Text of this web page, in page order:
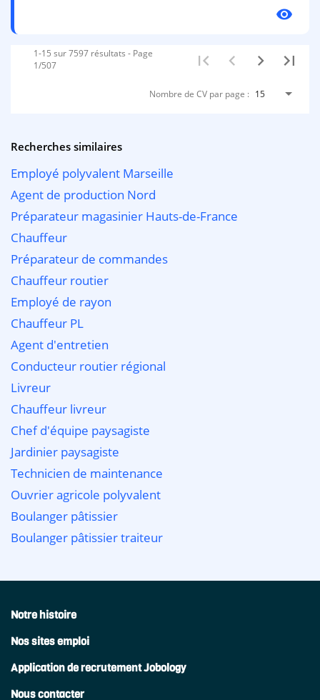
visibility
Nombre de CV par page : 15
1-15 sur 7597 résultats - Page
1/507
Recherches similaires
Employé polyvalent Marseille
Agent de production Nord
Préparateur magasinier Hauts-de-France
Chauffeur
Préparateur de commandes
Chauffeur routier
Employé de rayon
Chauffeur PL
Agent d'entretien
Conducteur routier régional
Livreur
Chauffeur livreur
Chef d'équipe paysagiste
Jardinier paysagiste
Technicien de maintenance
Ouvrier agricole polyvalent
Boulanger pâtissier
Boulanger pâtissier traiteur
Notre histoire
Nos sites emploi
Application de recrutement Jobology
Nous contacter